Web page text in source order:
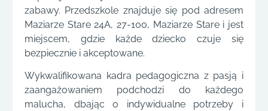
zabawy. Przedszkole znajduje się pod adresem
Maziarze Stare 24A, 27-100, Maziarze Stare i jest
miejscem, gdzie każde dziecko czuje się
bezpiecznie i akceptowane.
Wykwalifikowana kadra pedagogiczna z pasją i
zaangażowaniem podchodzi do każdego
malucha, dbając o indywidualne potrzeby i